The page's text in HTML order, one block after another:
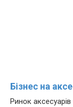
Бізнес на
Ринок